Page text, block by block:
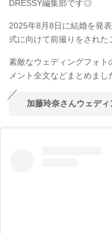
DRESSY編集部です◎
2025年8月8日に結婚を発
式に向けて前撮りをされた
素敵なウェディングフォト
メント全文などまとめま
加藤玲奈さんウェディ